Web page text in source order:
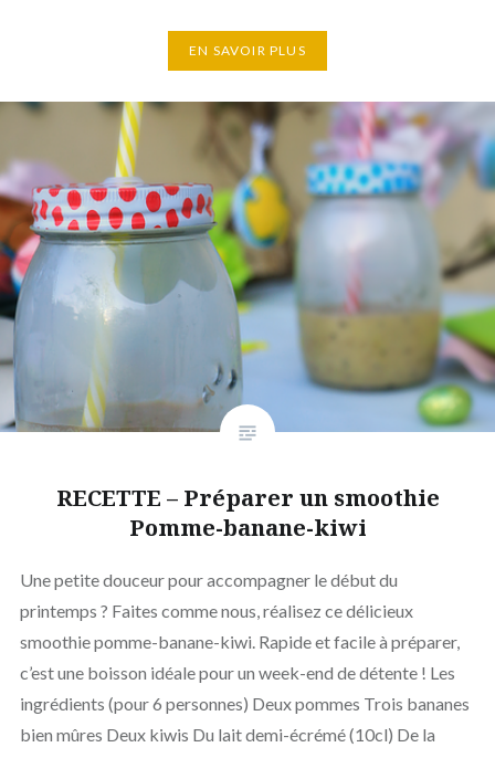
EN SAVOIR PLUS
RECETTE – Préparer un smoothie
Pomme-banane-kiwi
Une petite douceur pour accompagner le début du
printemps ? Faites comme nous, réalisez ce délicieux
smoothie pomme-banane-kiwi. Rapide et facile à préparer,
c’est une boisson idéale pour un week-end de détente ! Les
ingrédients (pour 6 personnes) Deux pommes Trois bananes
bien mûres Deux kiwis Du lait demi-écrémé (10cl) De la